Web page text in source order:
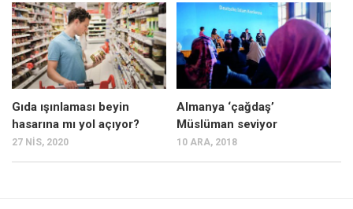
Mehmet Ali Tekin
Abir E. Nahas
Amina S. Jenenkovic
Bağdagül Öz
Esra Elönü
Gıda ışınlaması beyin
hasarına mı yol açıyor?
27 NIS, 2020
Almanya ‘çağdaş’
Müslüman seviyor
10 ARA, 2018